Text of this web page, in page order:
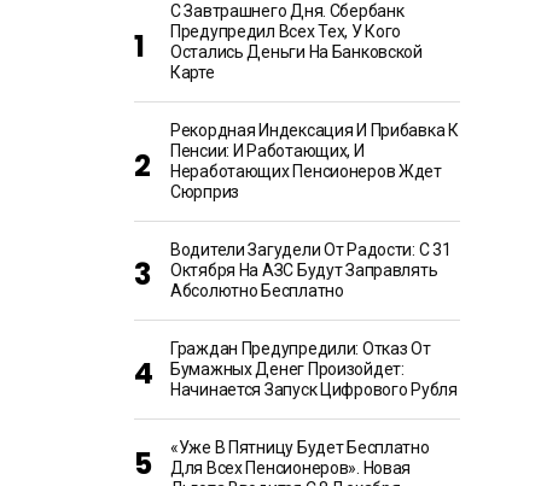
С Завтрашнего Дня. Сбербанк
Предупредил Всех Тех, У Кого
Остались Деньги На Банковской
Карте
Рекордная Индексация И Прибавка К
Пенсии: И Работающих, И
Неработающих Пенсионеров Ждет
Сюрприз
Водители Загудели От Радости: С 31
Октября На АЗС Будут Заправлять
Абсолютно Бесплатно
Граждан Предупредили: Отказ От
Бумажных Денег Произойдет:
Начинается Запуск Цифрового Рубля
«Уже В Пятницу Будет Бесплатно
Для Всех Пенсионеров». Новая